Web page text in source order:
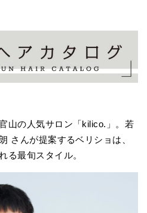
山の人気サロン「kilico.」。若
さんが提案するベリショは、
る最旬スタイル。